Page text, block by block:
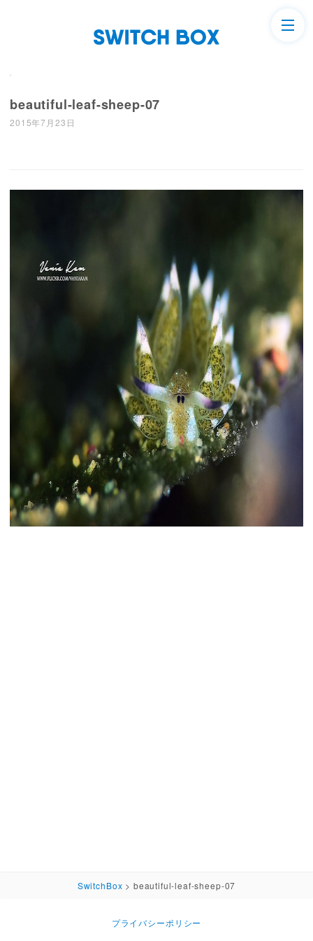
beautiful-leaf-sheep-07
2015年7月23日
SwitchBox > beautiful-leaf-sheep-07
プライバシーポリシー